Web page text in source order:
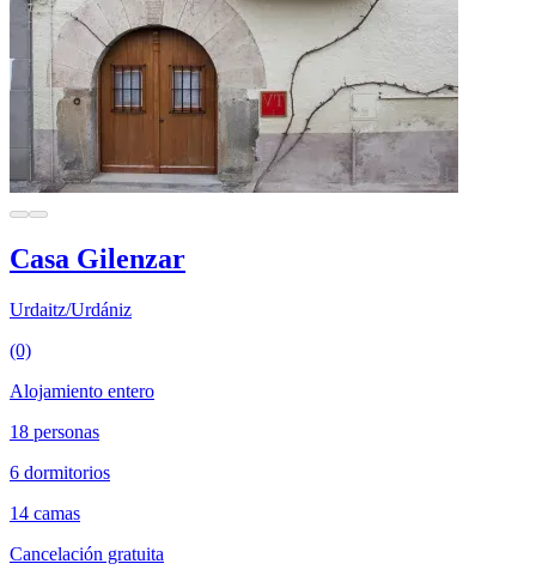
Casa Gilenzar
Urdaitz/Urdániz
(0)
Alojamiento entero
18 personas
6 dormitorios
14 camas
Cancelación gratuita